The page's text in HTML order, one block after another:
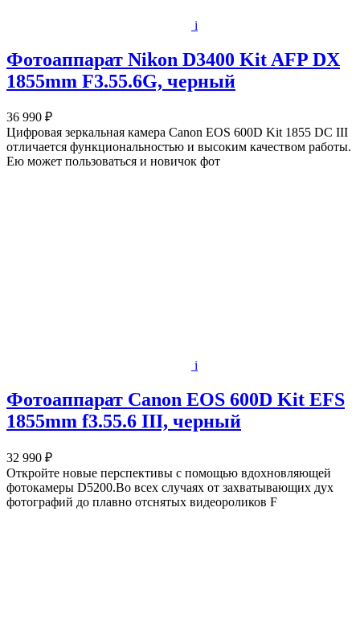
i
Фотоаппарат Nikon D3400 Kit AFP DX
1855mm F3.55.6G, черный
36 990 ₽
Цифровая зеркальная камера Canon EOS 600D Kit 1855 DC III
отличается функциональностью и высоким качеством работы.
Ею может пользоваться и новичок фот
i
Фотоаппарат Canon EOS 600D Kit EFS
1855mm f3.55.6 III, черный
32 990 ₽
Откройте новые перспективы с помощью вдохновляющей
фотокамеры D5200.Во всех случаях от захватывающих дух
фотографий до плавно отснятых видеороликов F